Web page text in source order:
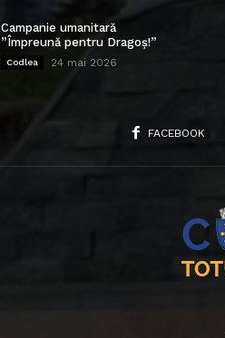
Campanie umanitară
”Împreună pentru Dragoș!”
Codlea 24 mai 2026
FACEBOOK